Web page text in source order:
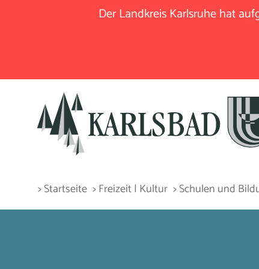
Der Landkreis Karlsruhe hat
> Startseite > Freizeit | Kultur > Schulen und